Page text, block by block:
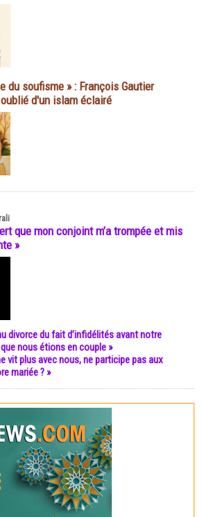
du soufisme » : François Gautier
d'un islam éclairé
que mon conjoint m’a trompée et mis
»
divorce du fait d’infidélités avant notre
nous étions en couple »
vit plus avec nous, ne participe pas aux
mariée ? »